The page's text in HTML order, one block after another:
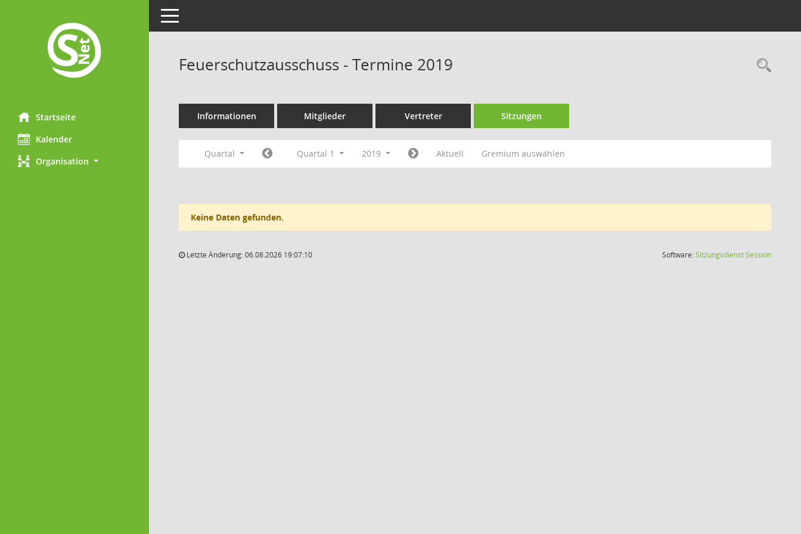
Startseite
Kalender
Organisation
Toggle navigation
Feuerschutzausschuss - Termine 2019
Informationen Mitglieder Vertreter Sitzungen
Quartal Quartal 1 2019 Aktuell Gremium auswählen
Keine Daten gefunden.
Letzte Änderung: 06.08.2026 19:07:10 Software:SitzungsdienstSession(Wird in